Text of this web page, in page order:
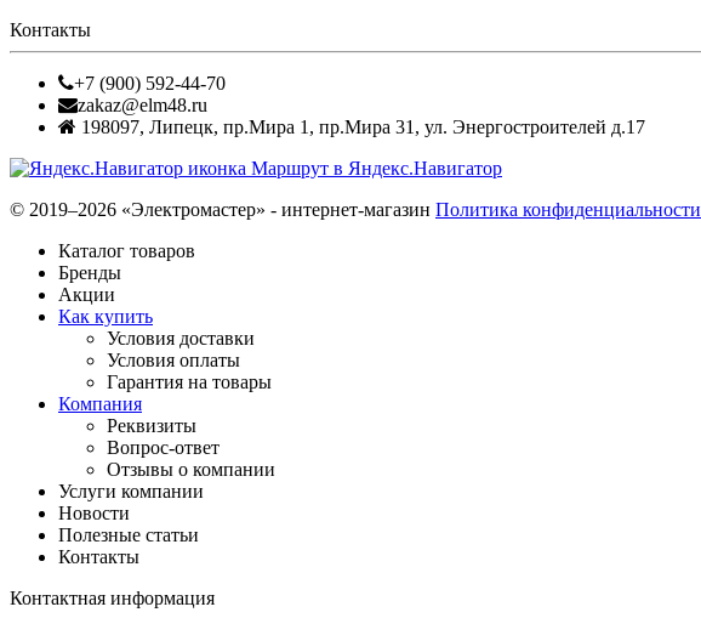
Контакты
+7 (900) 592-44-70
zakaz@elm48.ru
198097, Липецк, пр.Мира 1, пр.Мира 31, ул. Энергостроителей д.17
Маршрут в Яндекс.Навигатор
© 2019–2026 «Электромастер» - интернет-магазин Политика конфиденциальности
Каталог товаров
Бренды
Акции
Как купить
Условия доставки
Условия оплаты
Гарантия на товары
Компания
Реквизиты
Вопрос-ответ
Отзывы о компании
Услуги компании
Новости
Полезные статьи
Контакты
Контактная информация